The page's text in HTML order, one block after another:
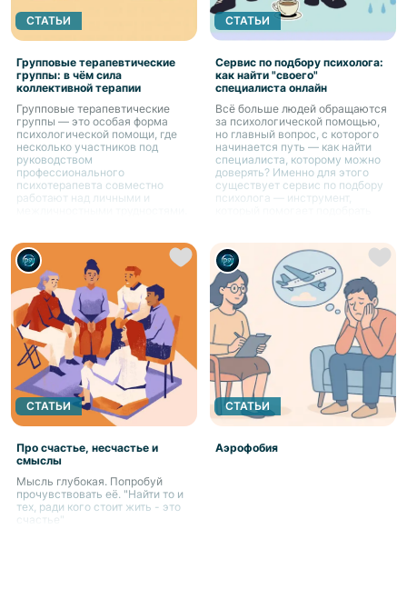
СТАТЬИ
Групповые терапевтические
группы: в чём сила
коллективной терапии
Групповые терапевтические
группы — это особая форма
психологической помощи, где
несколько участников под
руководством
профессионального
психотерапевта совместно
работают над личными и
СТАТЬИ
Сервис по подбору психолога:
как найти "своего"
специалиста онлайн
Всё больше людей обращаются
за психологической помощью,
но главный вопрос, с которого
начинается путь — как найти
специалиста, которому можно
доверять? Именно для этого
существует сервис по подбору
психолога — инструмент,
СТАТЬИ
Про счастье, несчастье и
смыслы
Мысль глубокая. Попробуй
прочувствовать её. "Найти то и
тех, ради кого стоит жить - это
счастье"
СТАТЬИ
Аэрофобия